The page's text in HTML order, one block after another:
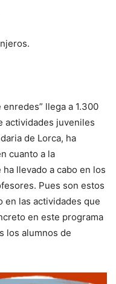
llega a 1.300
actividades juveniles
de Lorca, ha
cuanto a la
llevado a cabo en los
Pues son estos
en las actividades que
en este programa
los alumnos de